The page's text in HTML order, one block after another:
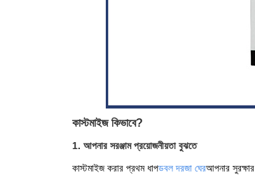
কাস্টমাইজ কিভাবে?
1. আপনার সরঞ্জাম প্রয়োজনীয়তা বুঝতে
কাস্টমাইজ করার প্রথম ধাপডবল দরজা ঘেরআপনার